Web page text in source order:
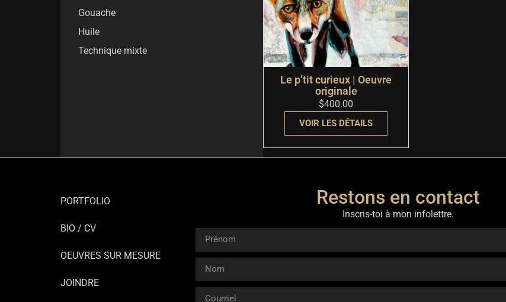
Gouache
Huile
Technique mixte
Le p’tit curieux | Oeuvre
originale
$400.00
VOIR LES DÉTAILS
PORTFOLIO
BIO / CV
OEUVRES SUR MESURE
JOINDRE
Restons en contact
Inscris-toi à mon infolettre.